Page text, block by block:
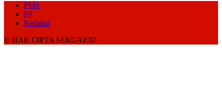
PMS
PP
Redaksi
© HAK CIPTA SERGAP.ID